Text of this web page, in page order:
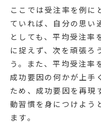
ここでは受注率を例に
ていれば、自分の思い
としても、平均受注率
に捉えず、次を頑張ろ
う。また、平均受注率
成功要因の何かが上手
ため、成功要因を再現
動習慣を身につけよう
ます。